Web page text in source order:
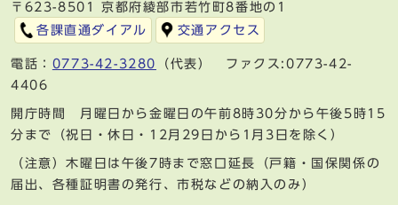
〒623-8501 京都府綾部市若竹町8番地の1
各課直通ダイアル
交通アクセス
電話： 0773-42-3280
（代表） ファクス:0773-42-
4406
開庁時間 月曜日から金曜日の午前8時30分から午後5時15
分まで（祝日・休日・12月29日から1月3日を除く）
（注意）木曜日は午後7時まで窓口延長（戸籍・国保関係の
届出、各種証明書の発行、市税などの納入のみ）